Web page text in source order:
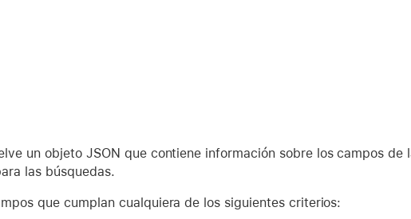
un objeto JSON que contiene información sobre los campos
las búsquedas.
que cumplan cualquiera de los siguientes criterios: